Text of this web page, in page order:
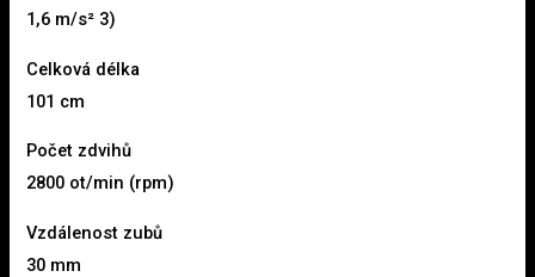
1,6 m/s² 3)
Celková délka
101 cm
Počet zdvihů
2800 ot/min (rpm)
Vzdálenost zubů
30 mm